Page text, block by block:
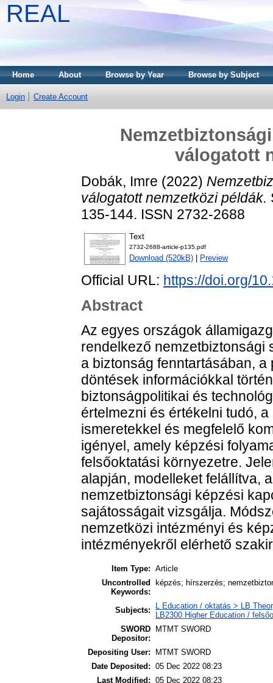
REAL
Home About Browse by Year Browse by Subject
Login Create Account
válogatott
Dobák, Imre (2022)
válogatott nemzetközi példák.
135-144. ISSN 2732-2688
Text
2732-2688-article-p135.pdf
Download (520kB) Preview
Official URL: https://doi.org/
Abstract
Az egyes országok
rendelkező nemzetbiztonsági
a biztonság fenntartásában,
döntések információkkal
biztonságpolitikai és
értelmezni és értékelni tudó,
ismeretekkel és megfelelő
igényel, amely képzési
felsőoktatási környezetre.
alapján, modelleket felállítva,
nemzetbiztonsági képzési
sajátosságait vizsgálja.
nemzetközi intézményi és
intézményekről elérhető
Item Type: Article
Uncontrolled
Keywords:
képzés; hírszerzés;
Subjects:
L Education / oktatás > LB
LB2300 Higher Education /
SWORD
Depositor:
MTMT SWORD
Depositing User:
MTMT SWORD
Date Deposited: 05 Dec 2022 08:23
Last Modified: 05 Dec 2022 08:23